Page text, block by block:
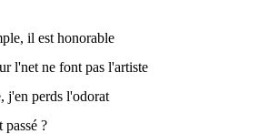
il est honorable
l'net ne font pas l'artiste
j'en perds l'odorat
passé ?